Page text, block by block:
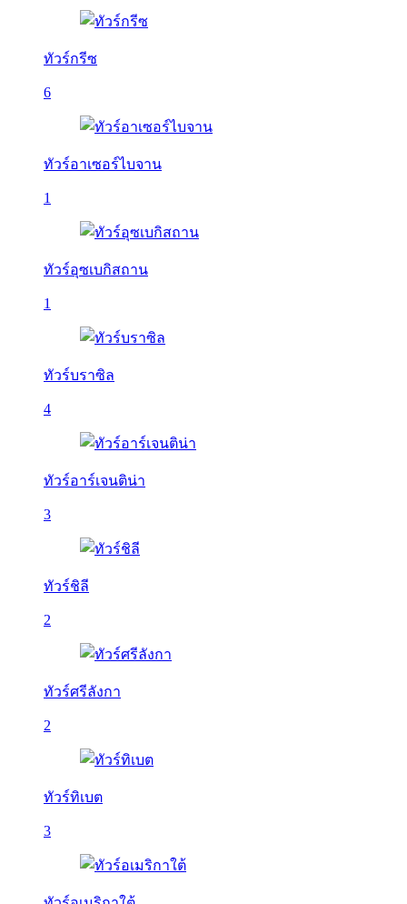
ทัวร์กรีซ
6
ทัวร์อาเซอร์ไบจาน
1
ทัวร์อุซเบกิสถาน
1
ทัวร์บราซิล
4
ทัวร์อาร์เจนติน่า
3
ทัวร์ชิลี
2
ทัวร์ศรีลังกา
2
ทัวร์ทิเบต
3